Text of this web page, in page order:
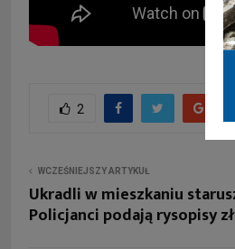
2
WCZEŚNIEJSZY ARTYKUŁ
Ukradli w mieszkaniu
Policjanci podają rysopisy